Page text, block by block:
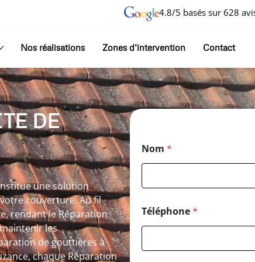
4.8/5 basés sur 628
Nos réalisations Zones d’intervention Contact
DE
une solution
couverture. Au fil
rendant le Réparation
les
de gouttières à
chaque Réparation
Nom *
Téléphone*